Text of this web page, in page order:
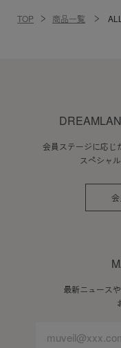
TOP 商品一覧
会員ステージに応じ
スペシャ
最新ニュース